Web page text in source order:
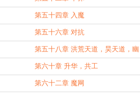
第五十四章 入魔
第五十六章 对抗
第五十八章 洪荒天道，昊天道，幽
冥道
第六十章 升华，共工
第六十二章 魔网